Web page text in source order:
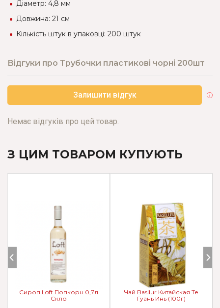
Діаметр: 4,8 мм
Довжина: 21 см
Кількість штук в упаковці: 200 штук
Відгуки про Трубочки пластикові чорні 200шт
Залишити відгук
Немає відгуків про цей товар.
З ЦИМ ТОВАРОМ КУПУЮТЬ
Чай Basilur Китайская Те
Гуань Инь (100г)
Сироп Loft Попкорн 0,7л
Скло